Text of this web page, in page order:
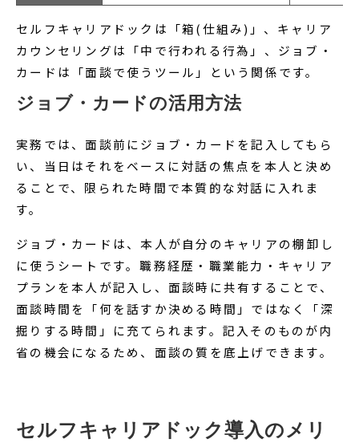
セルフキャリアドックは「箱(仕組み)」、キャリア
カウンセリングは「中で行われる行為」、ジョブ・
カードは「面談で使うツール」という関係です。
ジョブ・カードの活用方法
実務では、面談前にジョブ・カードを記入してもら
い、当日はそれをベースに対話の焦点を本人と決め
ることで、限られた時間で本質的な対話に入れま
す。
ジョブ・カードは、本人が自分のキャリアの棚卸し
に使うシートです。職務経歴・職業能力・キャリア
プランを本人が記入し、面談時に共有することで、
面談時間を「何を話すか決める時間」ではなく「深
掘りする時間」に充てられます。記入そのものが内
省の機会になるため、面談の質を底上げできます。
セルフキャリアドック導入のメリ